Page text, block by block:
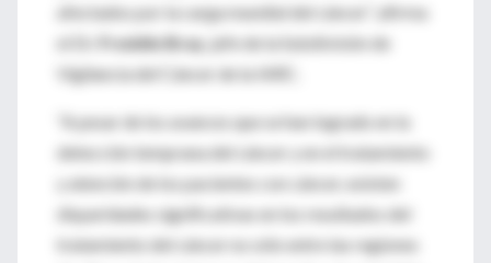
afectados por la carga mundial del cáncer”, afirma
Freddie Bray, jefe de la Subdivisión de
Vigilancia del Cáncer de la IARC.
“A pesar de los avances que se han logrado en la
detección temprana del cáncer y en el tratamiento
y atención de los pacientes con cáncer, existen
disparidades significativas en los resultados del
tratamiento del cáncer no sólo entre las regiones